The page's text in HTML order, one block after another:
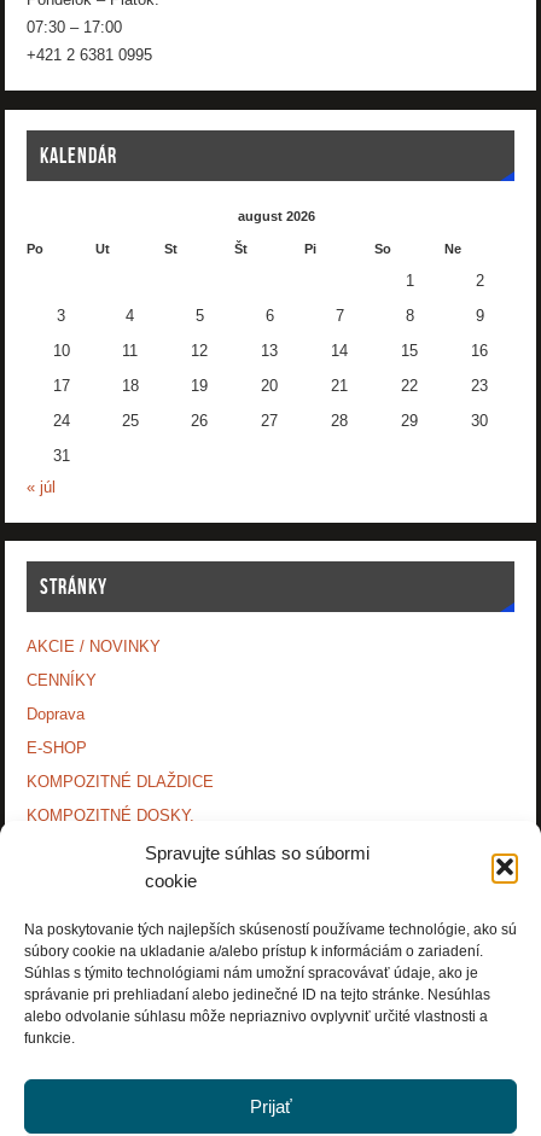
Spravujte súhlas so súbormi
cookie
Na poskytovanie tých najlepších skúseností používame technológie, ako sú
súbory cookie na ukladanie a/alebo prístup k informáciám o zariadení.
Súhlas s týmito technológiami nám umožní spracovávať údaje, ako je
správanie pri prehliadaní alebo jedinečné ID na tejto stránke. Nesúhlas
alebo odvolanie súhlasu môže nepriaznivo ovplyvniť určité vlastnosti a
funkcie.
Prijať
07:30 – 17:00
+421 2 6381 0995
KALENDÁR
august 2026
Po Ut St Št Pi So Ne
1 2
3 4 5 6 7 8 9
10 11 12 13 14 15 16
17 18 19 20 21 22 23
24 25 26 27 28 29 30
31
« júl
STRÁNKY
AKCIE / NOVINKY
CENNÍKY
Doprava
E-SHOP
KOMPOZITNÉ DLAŽDICE
KOMPOZITNÉ DOSKY.
MONTÁŽNE NÁVODY
OCHRANA OSOBNÝCH ÚDAJOV
PRÍSLUŠENSTVO.
Zásady používania súborov cookie (EÚ)